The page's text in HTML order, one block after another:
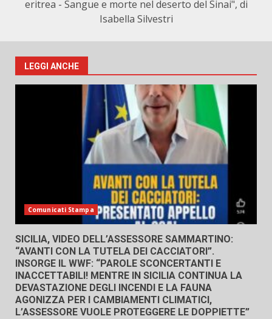
eritrea - Sangue e morte nel deserto del Sinai", di
Isabella Silvestri
LEGGI ANCHE
Comunicati Stampa
SICILIA, VIDEO DELL’ASSESSORE SAMMARTINO:
“AVANTI CON LA TUTELA DEI CACCIATORI”.
INSORGE IL WWF: “PAROLE SCONCERTANTI E
INACCETTABILI! MENTRE IN SICILIA CONTINUA LA
DEVASTAZIONE DEGLI INCENDI E LA FAUNA
AGONIZZA PER I CAMBIAMENTI CLIMATICI,
L’ASSESSORE VUOLE PROTEGGERE LE DOPPIETTE”